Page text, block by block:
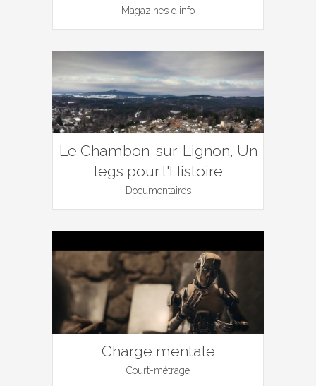
Magazines d'info
Le Chambon-sur-Lignon, Un
legs pour l'Histoire
Documentaires
Charge mentale
Court-métrage